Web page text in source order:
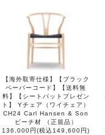
【海外取寄仕様】【ブラック
ペーパーコード】【送料無
料】【シートパットプレゼン
ト】 Yチェア（ワイチェア）
CH24 Carl Hansen & Son
ビーチ材 （正規品）
136,000円(税込149,600円)